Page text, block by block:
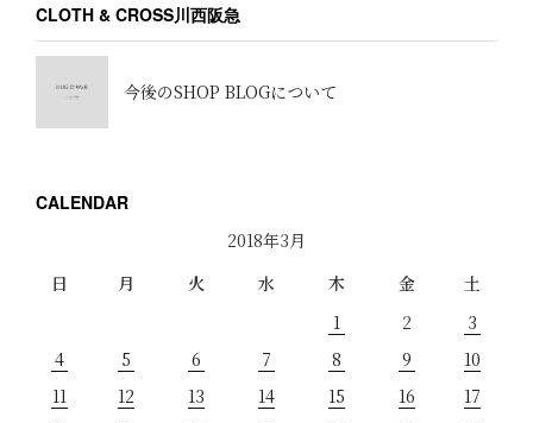
CLOTH & CROSS川西阪急
今後のSHOP BLOGについて
CALENDAR
2018年3月
日
月 火 水 木 金
土
1
2
3
4
5 6 7 8 9
10
11
12 13 14 15 16
17